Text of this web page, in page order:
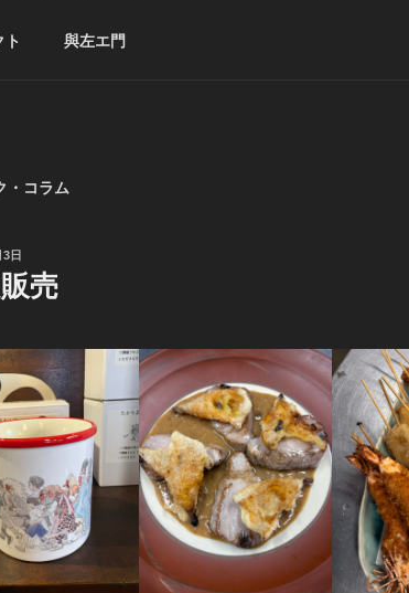
ト 與左エ門
・コラム
日
売